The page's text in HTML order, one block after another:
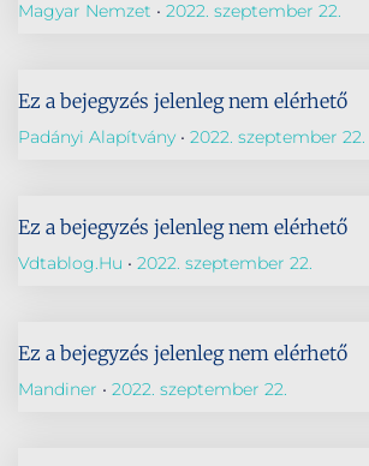
Magyar Nemzet 2022. szeptember 22.
Ez a bejegyzés jelenleg nem elérhető
Padányi Alapítvány 2022. szeptember 22.
Ez a bejegyzés jelenleg nem elérhető
Vdtablog.hu 2022. szeptember 22.
Ez a bejegyzés jelenleg nem elérhető
Mandiner 2022. szeptember 22.